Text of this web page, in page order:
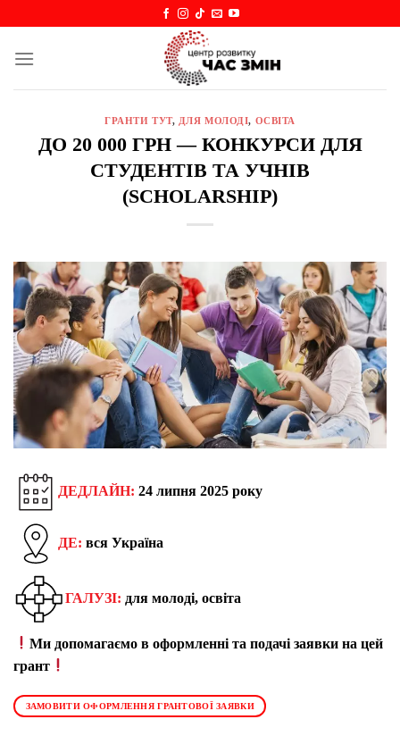
content
ГРАНТИ ТУТ, ДЛЯ МОЛОДІ, ОСВІТА
ДО 20 000 ГРН — КОНКУРСИ ДЛЯ
СТУДЕНТІВ ТА УЧНІВ
(SCHOLARSHIP)
ДЕДЛАЙН: 24 липня 2025 року
ДЕ: вся Україна
ГАЛУЗІ: для молоді, освіта
Ми допомагаємо в оформленні та подачі заявки на цей
грант
ЗАМОВИТИ ОФОРМЛЕННЯ ГРАНТОВОЇ ЗАЯВКИ